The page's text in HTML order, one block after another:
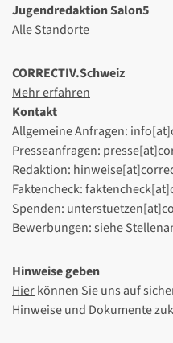
Jugendredaktion Salon5
Alle Standorte
CORRECTIV.Schweiz
Mehr erfahren
Kontakt
Allgemeine Anfragen:
Presseanfragen:
Redaktion:
Faktencheck:
Spenden:
Bewerbungen: siehe
Hinweise geben
Hierkönnen Sie uns auf
Hinweise und Dokumente